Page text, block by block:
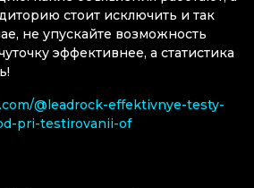
стоит исключить и так
не упускайте возможность
эффективнее, а статистика
@leadrock-effektivnye-testy-
pri-testirovanii-of